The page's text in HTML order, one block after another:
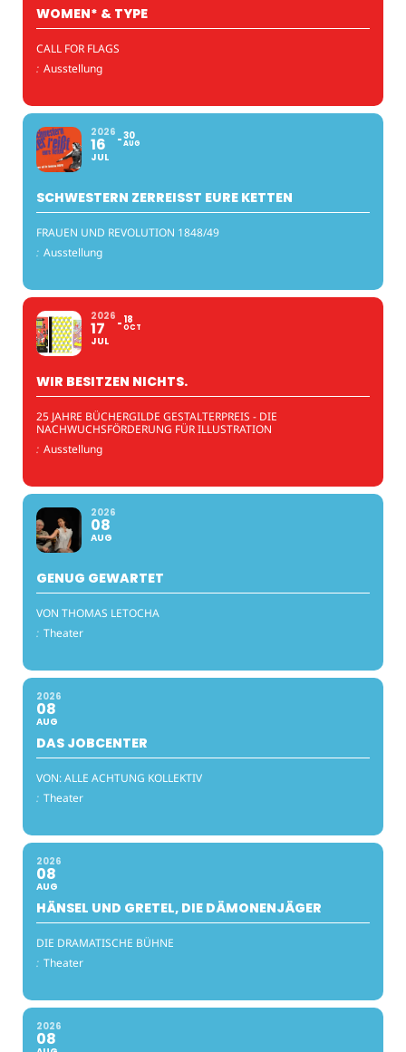
WOMEN* & TYPE
CALL FOR FLAGS
: Ausstellung
2026
16
JUL
30
AUG
SCHWESTERN ZERREISST EURE KETTEN
FRAUEN UND REVOLUTION 1848/49
: Ausstellung
2026
17
JUL
18
OCT
WIR BESITZEN NICHTS.
25 JAHRE BÜCHERGILDE GESTALTERPREIS - DIE
NACHWUCHSFÖRDERUNG FÜR ILLUSTRATION
: Ausstellung
2026
08
AUG
GENUG GEWARTET
VON THOMAS LETOCHA
: Theater
2026
08
AUG
DAS JOBCENTER
VON: ALLE ACHTUNG KOLLEKTIV
: Theater
2026
08
AUG
HÄNSEL UND GRETEL, DIE DÄMONENJÄGER
DIE DRAMATISCHE BÜHNE
: Theater
2026
08